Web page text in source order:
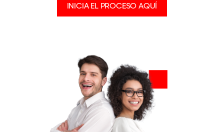
INICIA EL PROCESO AQUÍ